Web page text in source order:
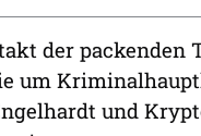
der packenden
um
und